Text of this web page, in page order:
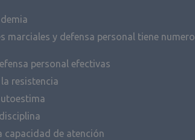
marciales y defensa personal tiene
personal efectivas
resistencia
capacidad de atención